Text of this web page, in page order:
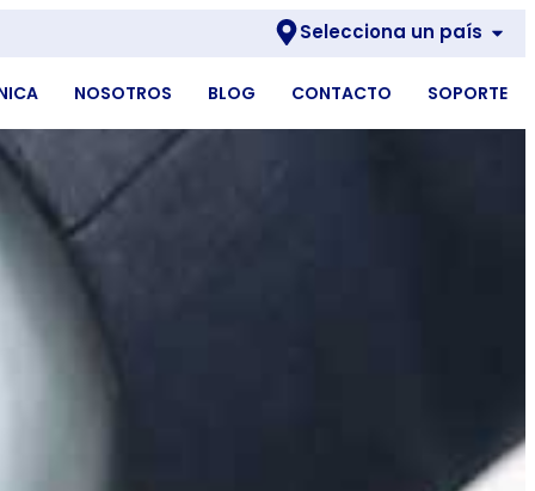
Selecciona un país
NOSOTROS BLOG CONTACTO SOPORTE